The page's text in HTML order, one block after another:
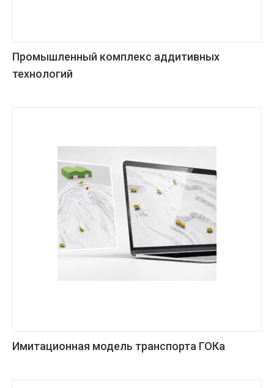
Промышленный комплекс аддитивных
технологий
Имитационная модель транспорта ГОКа